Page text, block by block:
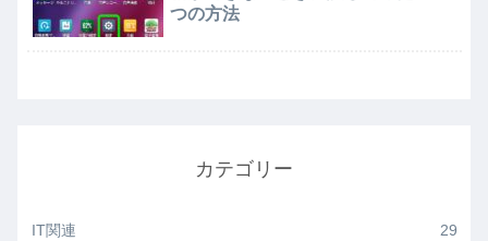
つの方法
カテゴリー
IT関連 29